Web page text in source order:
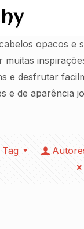
opacos e
muitas
e desfrutar
e de aparência
Tag